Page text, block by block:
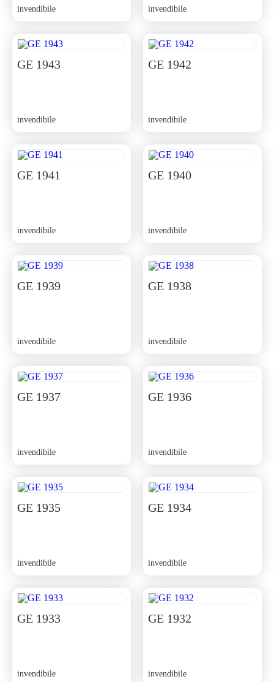
invendibile invendibile
GE 1943
invendibile
GE 1942
invendibile
GE 1941
invendibile
GE 1940
invendibile
GE 1939
invendibile
GE 1938
invendibile
GE 1937
invendibile
GE 1936
invendibile
GE 1935
invendibile
GE 1934
invendibile
GE 1933
invendibile
GE 1932
invendibile